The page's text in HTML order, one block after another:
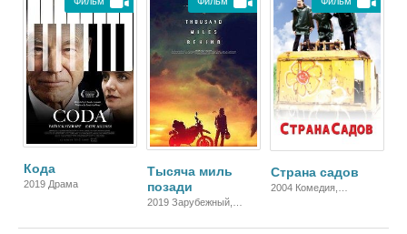
Кода
2019 Драма
Тысяча миль
позади
2019 Зарубежный,
Страна садов
2004 Комедия,